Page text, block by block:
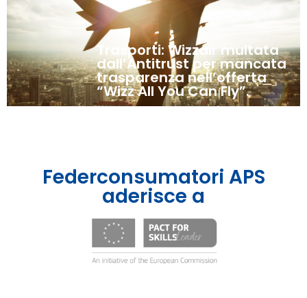
Trasporti: Wizzair multata
dall’Antitrust per mancata
trasparenza nell’offerta
“Wizz All You Can Fly”.
Federconsumatori APS
aderisce a